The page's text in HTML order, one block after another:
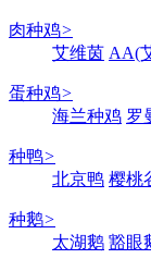
肉种鸡>
艾维茵 AA(
蛋种鸡>
海兰种鸡 罗
种鸭>
北京鸭 樱桃
种鹅>
太湖鹅 豁眼